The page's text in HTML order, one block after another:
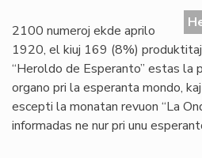
2100 numeroj ekde aprilo
1920, el kiuj 169 (8%)
“Heroldo de Esperanto” estas la
organo pri la esperanta mondo,
escepti la monatan revuon “La
informadas ne nur pri unu